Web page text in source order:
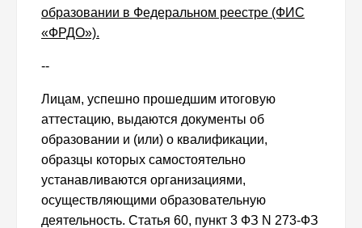
образовании в Федеральном реестре (ФИС
«ФРДО»).
--
Лицам, успешно прошедшим итоговую
аттестацию, выдаются документы об
образовании и (или) о квалификации,
образцы которых самостоятельно
устанавливаются организациями,
осуществляющими образовательную
деятельность. Статья 60, пункт 3 ФЗ N 273-ФЗ